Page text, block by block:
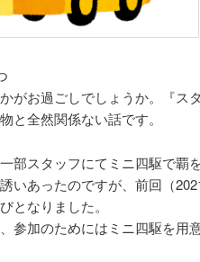
がお過ごしでしょうか。『ス
と全然関係ない話です。
部スタッフにてミニ四駆で覇
いあったのですが、前回（
となりました。
参加のためにはミニ四駆を用